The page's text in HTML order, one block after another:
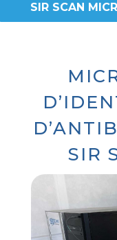
SIR SCAN
SIR